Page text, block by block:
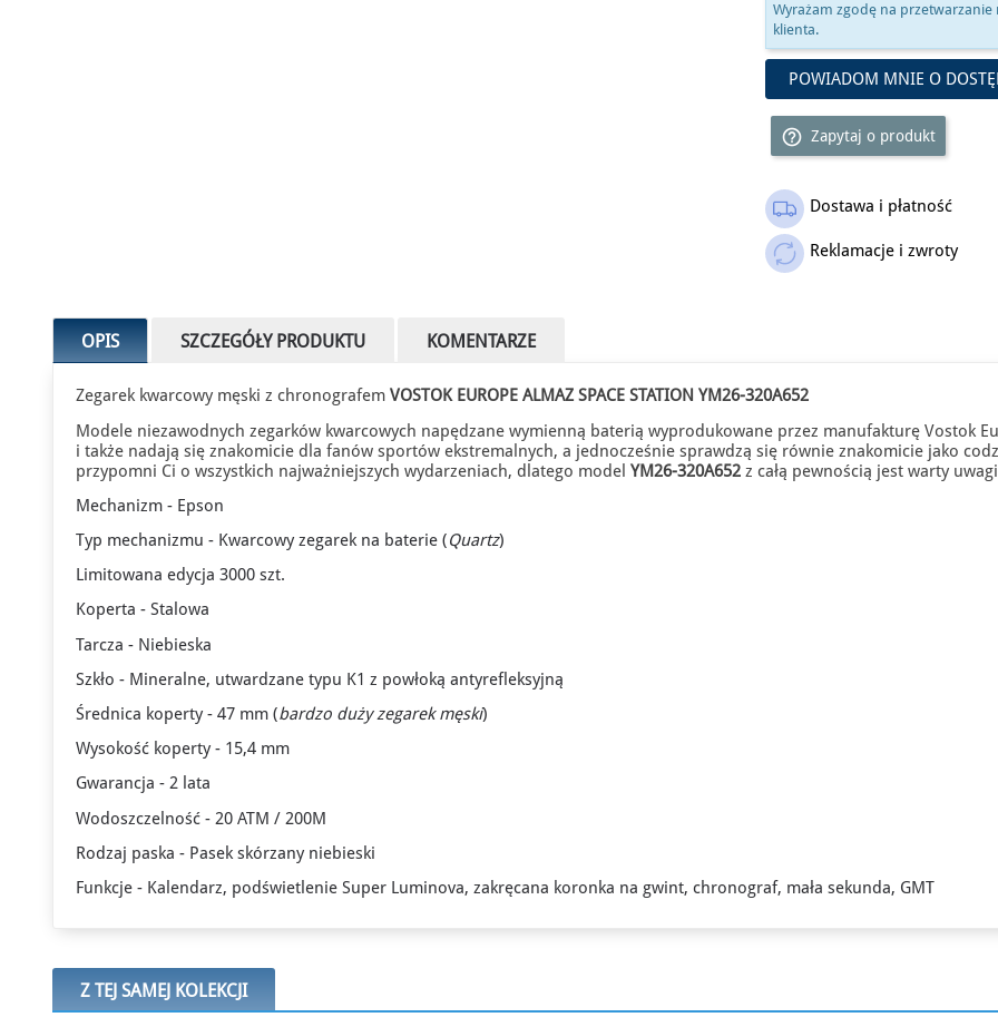
Wyrażam zgodę na
klienta.
POWIADOM MNIE O
help_outline Zapytaj o produkt
Dostawa i płatność
Reklamacje i zwroty
OPIS SZCZEGÓŁY PRODUKTU KOMENTARZE
Zegarek kwarcowy męski z chronografem VOSTOK EUROPE ALMAZ SPACE STATION YM26-320A652
Modele niezawodnych zegarków kwarcowych napędzane wymienną baterią wyprodukowane przez manufakturę Vostok
i także nadają się znakomicie dla fanów sportów ekstremalnych, a jednocześnie sprawdzą się równie znakomicie jako
przypomni Ci o wszystkich najważniejszych wydarzeniach, dlatego model YM26-320A652 z całą pewnością jest warty
Mechanizm - Epson
Typ mechanizmu - Kwarcowy zegarek na baterie (Quartz)
Limitowana edycja 3000 szt.
Koperta - Stalowa
Tarcza - Niebieska
Szkło - Mineralne, utwardzane typu K1 z powłoką antyrefleksyjną
Średnica koperty - 47 mm (bardzo duży zegarek męski)
Wysokość koperty - 15,4 mm
Gwarancja - 2 lata
Wodoszczelność - 20 ATM / 200M
Rodzaj paska - Pasek skórzany niebieski
Funkcje - Kalendarz, podświetlenie Super Luminova, zakręcana koronka na gwint, chronograf, mała sekunda, GMT
Z TEJ SAMEJ KOLEKCJI